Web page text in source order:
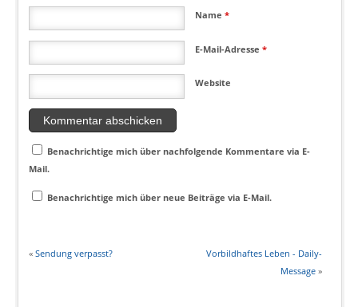
Name*
E-Mail-Adresse*
Website
Benachrichtige mich über nachfolgende Kommentare via E-
Mail.
Benachrichtige mich über neue Beiträge via E-Mail.
« Sendung verpasst?
Vorbildhaftes Leben - Daily-
Message »